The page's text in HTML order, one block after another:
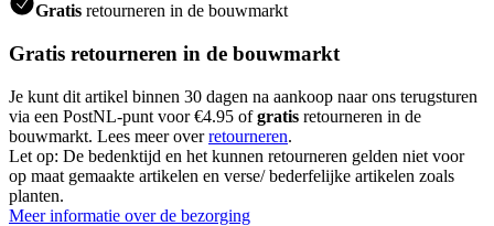
Gratis retourneren in de bouwmarkt
Gratis retourneren in de bouwmarkt
Je kunt dit artikel binnen 30 dagen na aankoop naar ons terugsturen
via een PostNL-punt voor €4.95 ofgratis retourneren in de
bouwmarkt. Lees meer overretourneren.
Let op: De bedenktijd en het kunnen retourneren gelden niet voor
op maat gemaakte artikelen en verse/ bederfelijke artikelen zoals
planten.
Meer informatie over de bezorging